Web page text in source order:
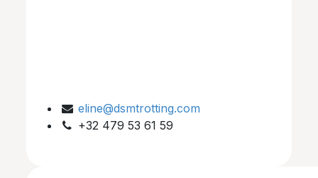
eline@dsmtrotting.com
+32 479 53 61 59